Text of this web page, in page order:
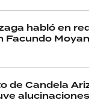
habló en
Facundo
de Candela